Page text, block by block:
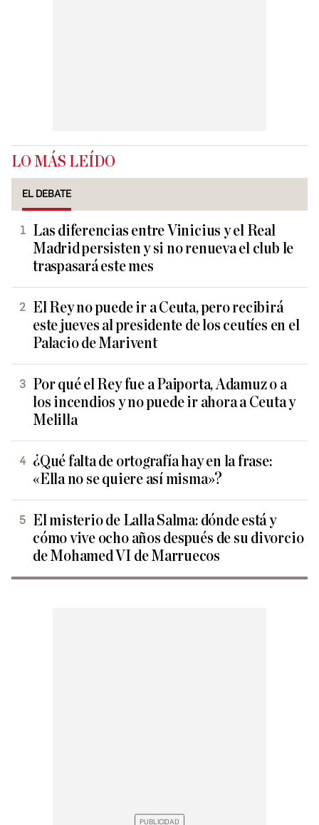
LO MÁS LEÍDO
EL DEBATE
Las diferencias entre Vinicius y el Real
Madrid persisten y si no renueva el club le
traspasará este mes
El Rey no puede ir a Ceuta, pero recibirá
este jueves al presidente de los ceutíes en el
Palacio de Marivent
Por qué el Rey fue a Paiporta, Adamuz o a
los incendios y no puede ir ahora a Ceuta y
Melilla
¿Qué falta de ortografía hay en la frase:
«Ella no se quiere así misma»?
El misterio de Lalla Salma: dónde está y
cómo vive ocho años después de su divorcio
de Mohamed VI de Marruecos